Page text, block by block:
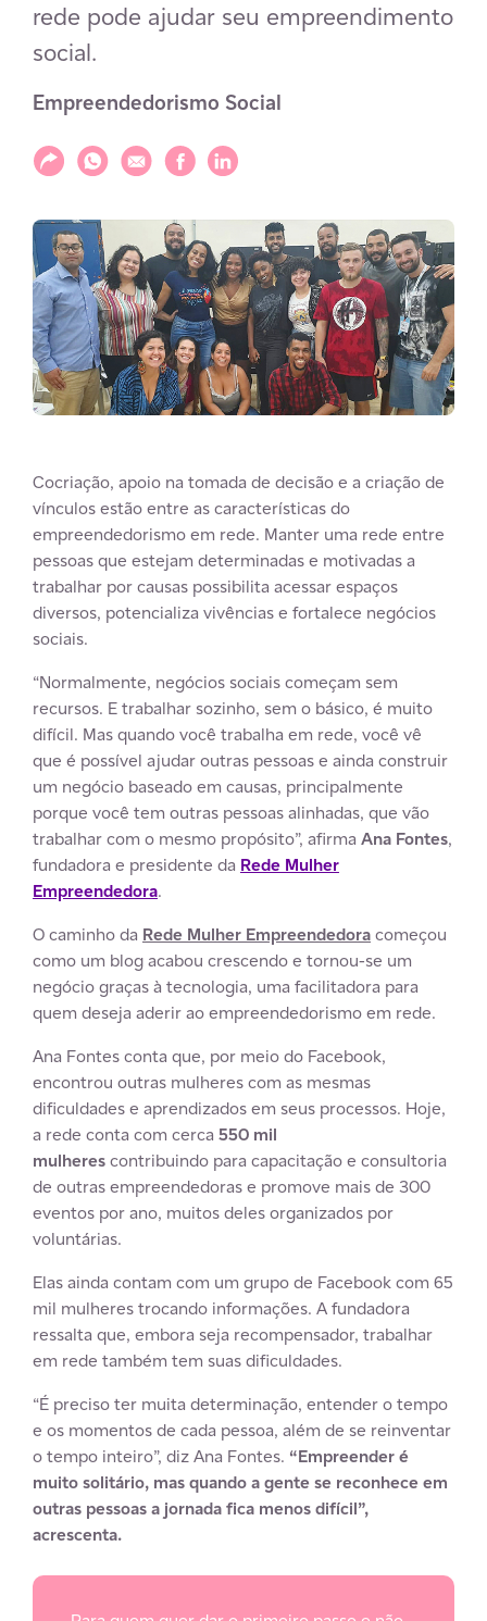
rede pode ajudar seu empreendimento
social.
Empreendedorismo Social
Compartilhar
Compartilhar via WhatsApp
Compartilhar via E-mail
Compartilhar via Facebook
Compartilhar via LinkedIn
Cocriação, apoio na tomada de decisão e a criação de
vínculos estão entre as características do
empreendedorismo em rede. Manter uma rede entre
pessoas que estejam determinadas e motivadas a
trabalhar por causas possibilita acessar espaços
diversos, potencializa vivências e fortalece negócios
sociais.
“Normalmente, negócios sociais começam sem
recursos. E trabalhar sozinho, sem o básico, é muito
difícil. Mas quando você trabalha em rede, você vê
que é possível ajudar outras pessoas e ainda construir
um negócio baseado em causas, principalmente
porque você tem outras pessoas alinhadas, que vão
trabalhar com o mesmo propósito”, afirma Ana Fontes,
fundadora e presidente da Rede Mulher
Empreendedora.
O caminho da Rede Mulher Empreendedoracomeçou
como um blog acabou crescendo e tornou-se um
negócio graças à tecnologia, uma facilitadora para
quem deseja aderir ao empreendedorismo em rede.
Ana Fontes conta que, por meio do Facebook,
encontrou outras mulheres com as mesmas
dificuldades e aprendizados em seus processos. Hoje,
a rede conta com cerca 550 mil
mulherescontribuindo para capacitação e consultoria
de outras empreendedoras e promove mais de 300
eventos por ano, muitos deles organizados por
voluntárias.
Elas ainda contam com um grupo de Facebook com 65
mil mulheres trocando informações. A fundadora
ressalta que, embora seja recompensador, trabalhar
em rede também tem suas dificuldades.
“É preciso ter muita determinação, entender o tempo
e os momentos de cada pessoa, além de se reinventar
o tempo inteiro”, diz Ana Fontes. “Empreender é
muito solitário, mas quando a gente se reconhece em
outras pessoas a jornada fica menos difícil”,
acrescenta.